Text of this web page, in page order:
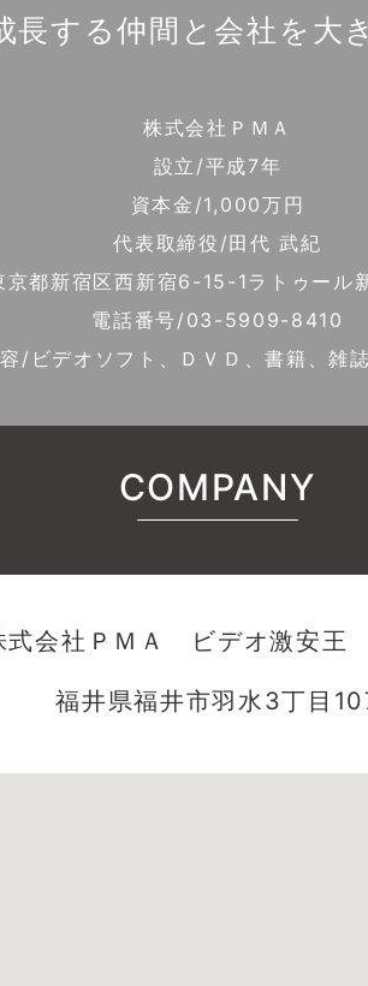
長する仲間と会社を大
株式会社ＰＭＡ
設立/平成7年
資本金/1,000万円
代表取締役/田代 武紀
京都新宿区西新宿6-15-1ラトゥール
電話番号/03-5909-8410
/ビデオソフト、ＤＶＤ、書籍、雑
COMPANY
式会社ＰＭＡ ビデオ激安王
福井県福井市羽水3丁目